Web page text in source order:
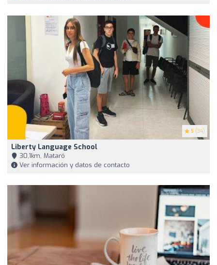
5 (34)
Liberty Language School
30,1km, Mataró
Ver información y datos de contacto